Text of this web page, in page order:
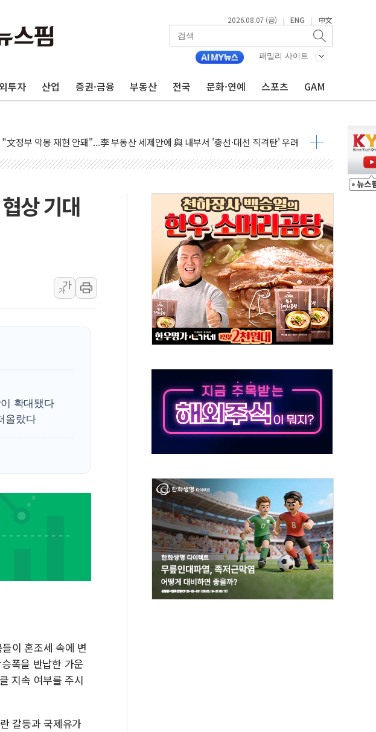
2026.08.07 (금) | ENG | 中文
패밀리 사이트
투자 산업 증권·금융 부동산 전국 문화·연예 스포츠 GAM
42.5도 역대급 폭염…동물들도 특별식으로 여름나기 [뉴스핌 줌인]
경찰, 9월부터 '가족 사건' 못 맡는다…상피제 실시
태국 학교서 중학생 총기 난사...최소 7명 사망
40.2도 찍은 서울 등 폭염중대경보 해제…누적 온열질환자 2872명
신세계사이먼 '대구 프리미엄 아울렛' 건립 '본궤도'
李대통령, 호우 피해 경북 안동·의성 특별재난지역 선포
워트, 상반기 영업이익 30억원
프롬바이오, 10일 거래 재개…"재무구조 개편"
NH농협생명, 농작업 중 온열질환 보장…폭염기 신속 보상 강화
랩지노믹스 "디엑솜과 美 암 진단 분야 독점 라이선스 계약"
보로노이, 폐암 치료제 'VRN11' 캐나다 IND 신청
푸본현대생명, 육군 3군단과 군 장병 금융교육·전역 지원 협약
교보생명, '교보K-맞춤건강보험' 6개월 배타적사용권 획득
벼랑 끝 선 '동전주' 무더기 상폐 위기…관리종목 우려 지정예고 총 63개
상 기대
가
가
확대됐다
올랐다
이 혼조세 속에 변
폭을 반납한 가운
지속 여부를 주시
갈등과 국제유가